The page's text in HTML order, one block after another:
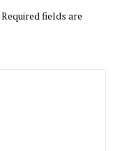
fields are